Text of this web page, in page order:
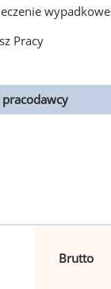
wypadkowe
Pracy
Brutto